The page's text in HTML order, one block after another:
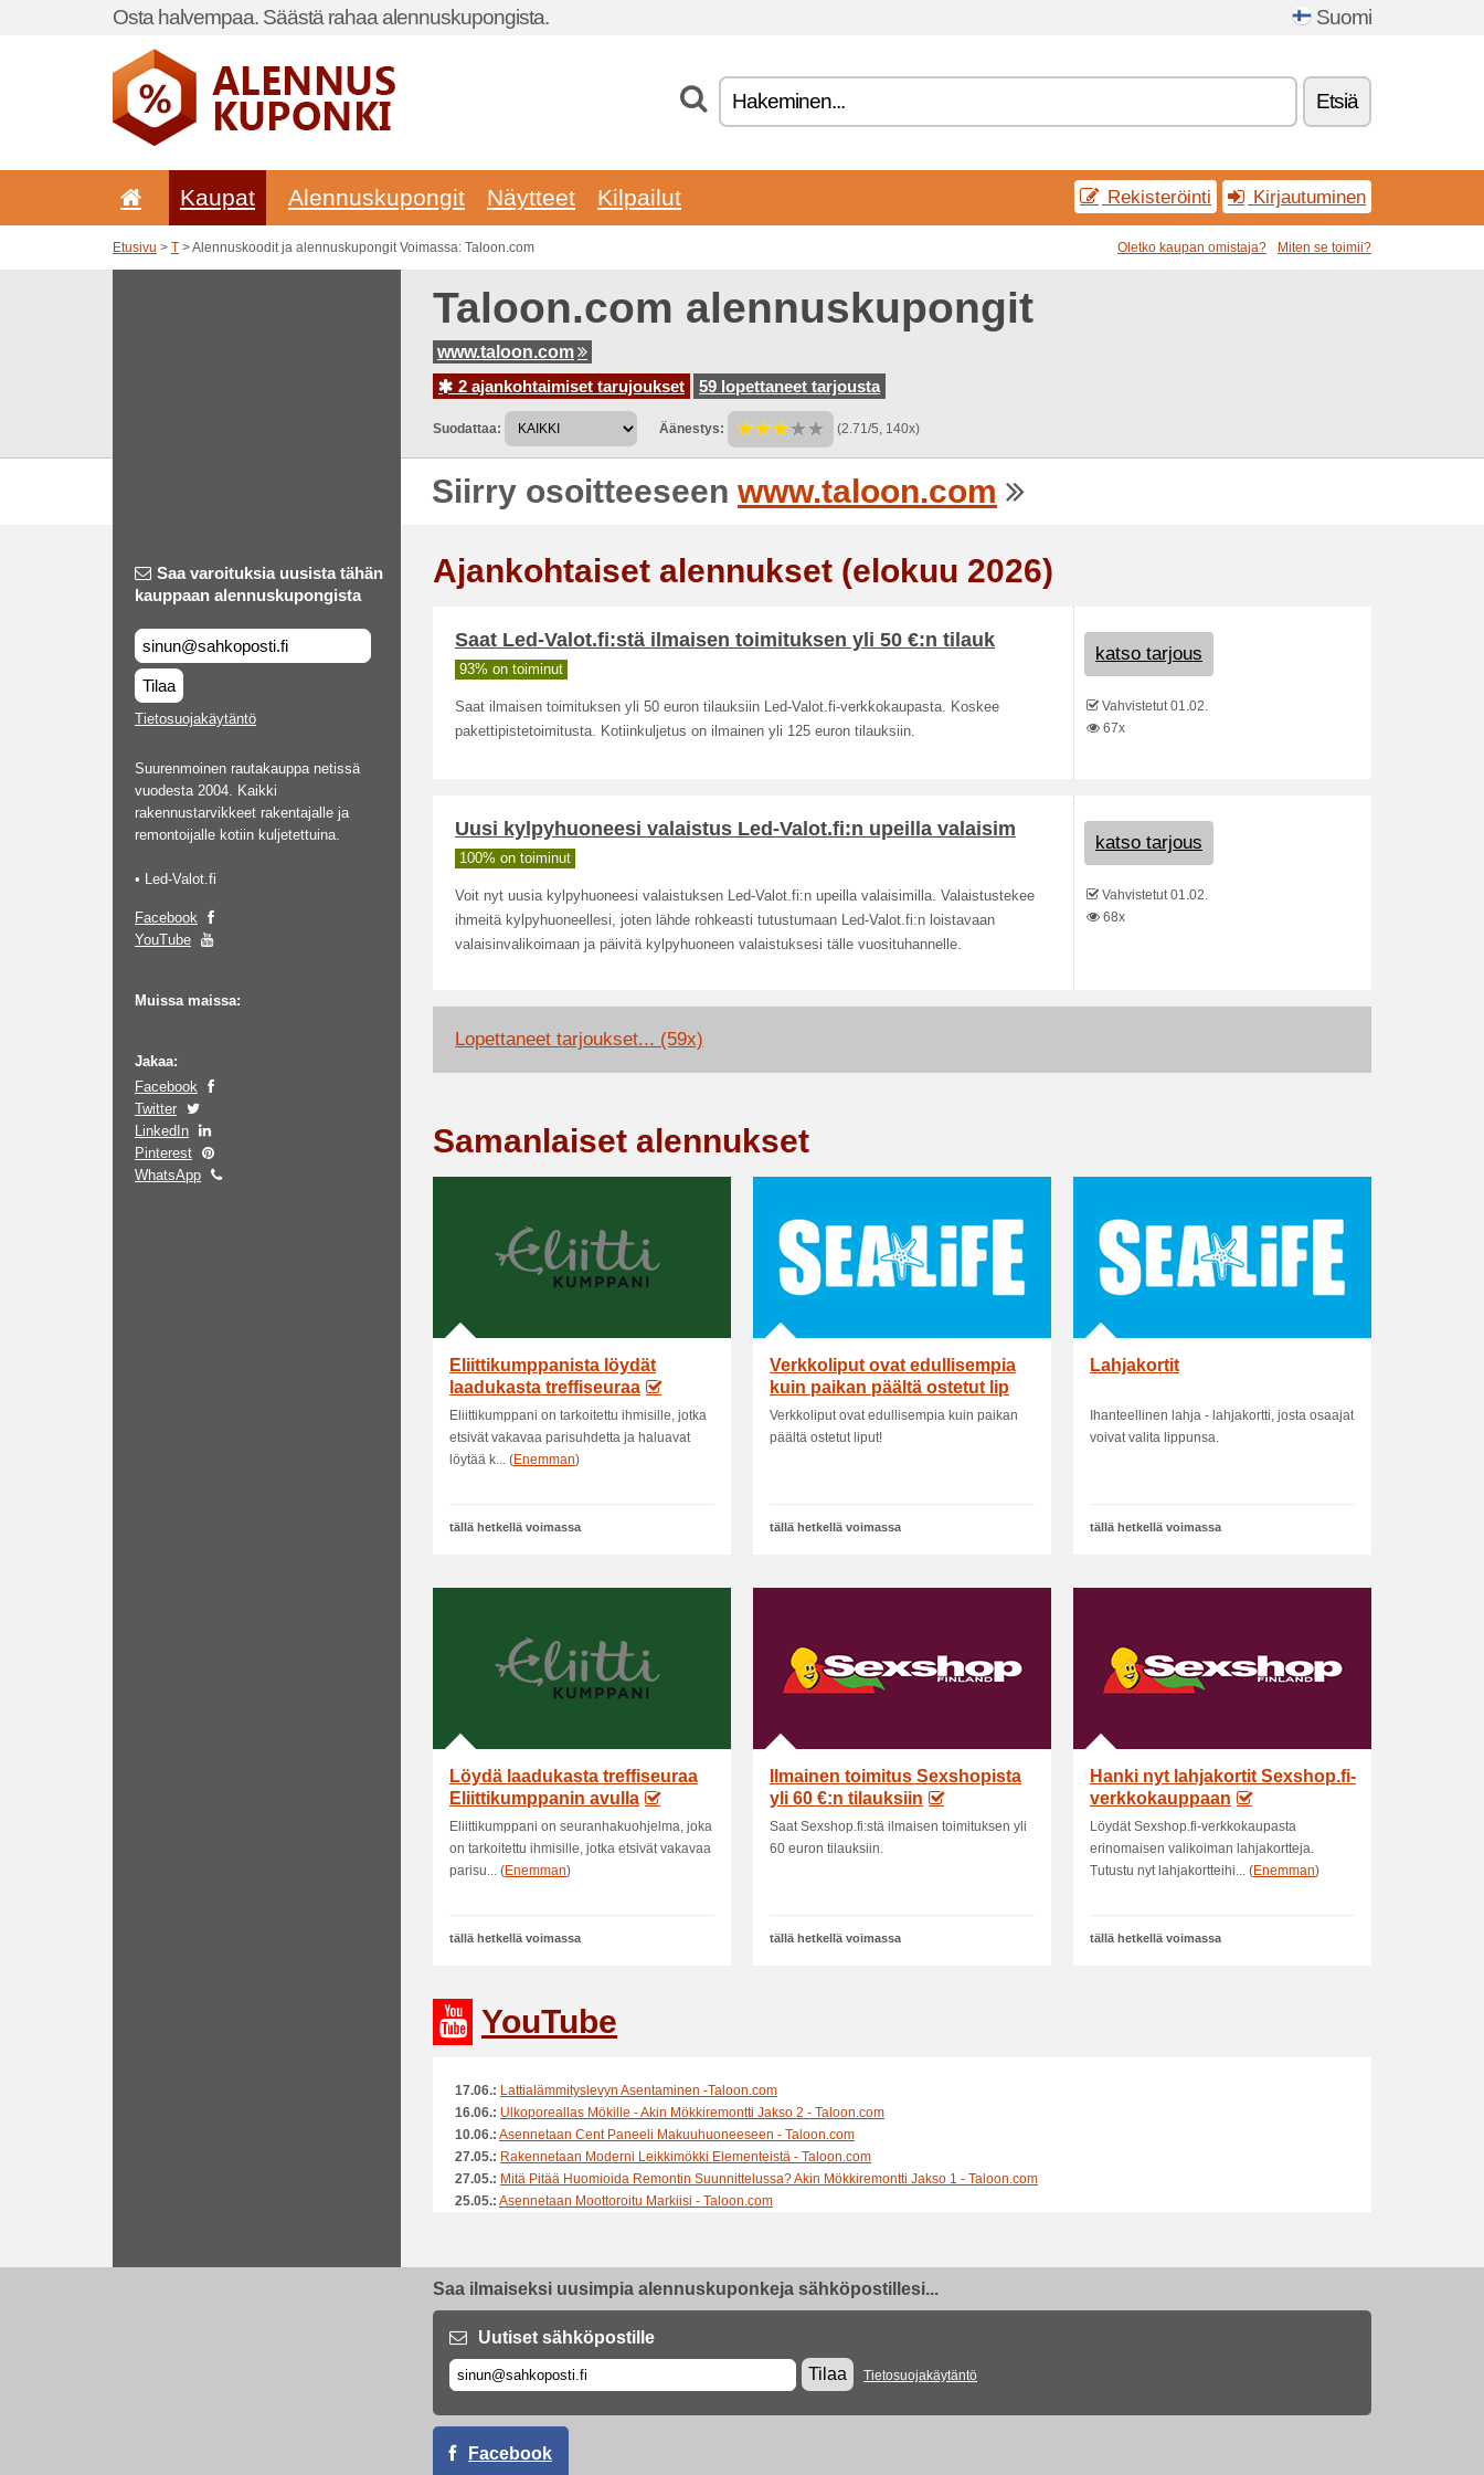
Osta halvempaa. Säästä rahaa alennuskupongista. Suomi
Etsiä
Kaupat Alennuskupongit Näytteet Kilpailut Rekisteröinti Kirjautuminen
Etusivu > T > Alennuskoodit ja alennuskupongit Voimassa: Taloon.com Oletko kaupan omistaja? Miten se toimii?
Taloon.com alennuskupongit
www.taloon.com
2 ajankohtaimiset tarujoukset
59 lopettaneet tarjousta
Suodattaa: Äänestys: (2.71/5, 140x)
Siirry osoitteeseen www.taloon.com
Saa varoituksia uusista tähän
kauppaan alennuskupongista
Tilaa
Tietosuojakäytäntö
Suurenmoinen rautakauppa netissä
vuodesta 2004. Kaikki
rakennustarvikkeet rakentajalle ja
remontoijalle kotiin kuljetettuina.
• Led-Valot.fi
Facebook
YouTube
Muissa maissa:
Jakaa:
Facebook
Twitter
LinkedIn
Pinterest
WhatsApp
Ajankohtaiset alennukset (elokuu 2026)
Saat Led-Valot.fi:stä ilmaisen toimituksen yli 50 €:n tilauk
93% on toiminut
Saat ilmaisen toimituksen yli 50 euron tilauksiin Led-Valot.fi-verkkokaupasta. Koskee
pakettipistetoimitusta. Kotiinkuljetus on ilmainen yli 125 euron tilauksiin.
katso tarjous
Vahvistetut 01.02.
67x
Uusi kylpyhuoneesi valaistus Led-Valot.fi:n upeilla valaisim
100% on toiminut
Voit nyt uusia kylpyhuoneesi valaistuksen Led-Valot.fi:n upeilla valaisimilla. Valaistustekee
ihmeitä kylpyhuoneellesi, joten lähde rohkeasti tutustumaan Led-Valot.fi:n loistavaan
valaisinvalikoimaan ja päivitä kylpyhuoneen valaistuksesi tälle vuosituhannelle.
katso tarjous
Vahvistetut 01.02.
68x
Lopettaneet tarjoukset... (59x)
Samanlaiset alennukset
Eliittikumppanista löydät
laadukasta treffiseuraa
Eliittikumppani on tarkoitettu ihmisille, jotka
etsivät vakavaa parisuhdetta ja haluavat
löytää k... (Enemman)
tällä hetkellä voimassa
Verkkoliput ovat edullisempia
kuin paikan päältä ostetut lip
Verkkoliput ovat edullisempia kuin paikan
päältä ostetut liput!
tällä hetkellä voimassa
Lahjakortit
Ihanteellinen lahja - lahjakortti, josta osaajat
voivat valita lippunsa.
tällä hetkellä voimassa
Löydä laadukasta treffiseuraa
Eliittikumppanin avulla
Eliittikumppani on seuranhakuohjelma, joka
on tarkoitettu ihmisille, jotka etsivät vakavaa
parisu... (Enemman)
tällä hetkellä voimassa
Ilmainen toimitus Sexshopista
yli 60 €:n tilauksiin
Saat Sexshop.fi:stä ilmaisen toimituksen yli
60 euron tilauksiin.
tällä hetkellä voimassa
Hanki nyt lahjakortit Sexshop.fi-
verkkokauppaan
Löydät Sexshop.fi-verkkokaupasta
erinomaisen valikoiman lahjakortteja.
Tutustu nyt lahjakortteihi... (Enemman)
tällä hetkellä voimassa
YouTube
17.06.: Lattialämmityslevyn Asentaminen -Taloon.com
16.06.: Ulkoporeallas Mökille - Akin Mökkiremontti Jakso 2 - Taloon.com
10.06.: Asennetaan Cent Paneeli Makuuhuoneeseen - Taloon.com
27.05.: Rakennetaan Moderni Leikkimökki Elementeistä - Taloon.com
27.05.: Mitä Pitää Huomioida Remontin Suunnittelussa? Akin Mökkiremontti Jakso 1 - Taloon.com
25.05.: Asennetaan Moottoroitu Markiisi - Taloon.com
06.05.: Näin Puhdistat Grillin Kesäkuntoon Taloon.com
29.04.:Asennetaan Kauko-ohjattava Harvian Kiuas - Taloon.com
15.04.: Säilytystila Vinokaton Alle Taloon.com
01.04.: Asennetaan S-Bar Kylmäjuoma-automaatti Saunaan Taloon.com
18.03.: Säilytysjärjestelmä Säädettävillä Mitoilla Taloon.com
04.03.: Testissä Kotimainen Sovella Hyllyjärjestelmä Taloon.com
26.11.:
Testissä Jämpti Koiratarha Taloon.com
24.11.: Ulkoporeallas Lyfco Poseidon 5-6 hlöä 35 suutinta tummanruskea/valkoinen
Saa ilmaiseksi uusimpia alennuskuponkeja sähköpostillesi...
Uutiset sähköpostille
Tilaa
Tietosuojakäytäntö
Facebook